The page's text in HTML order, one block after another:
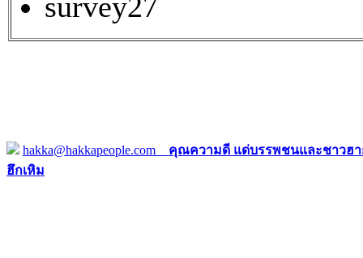
hakka@hakkapeople.com คุณความดี แด่บรรพชนและชาวฮ
ฮึกเหิม